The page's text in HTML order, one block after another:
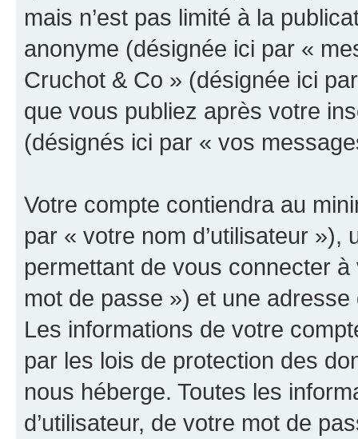
mais n’est pas limité à la
anonyme (désignée ici par «
Cruchot & Co » (désignée ici
que vous publiez après votre
(désignés ici par « vos
Votre compte contiendra au
par « votre nom d’utilisateur
permettant de vous connecter
mot de passe ») et une
Les informations de votre
par les lois de protection des
nous héberge. Toutes les
d’utilisateur, de votre mot de